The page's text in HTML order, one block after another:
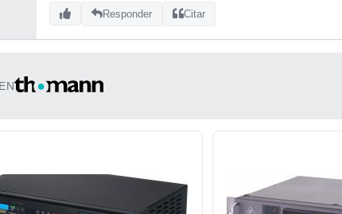
Responder Citar